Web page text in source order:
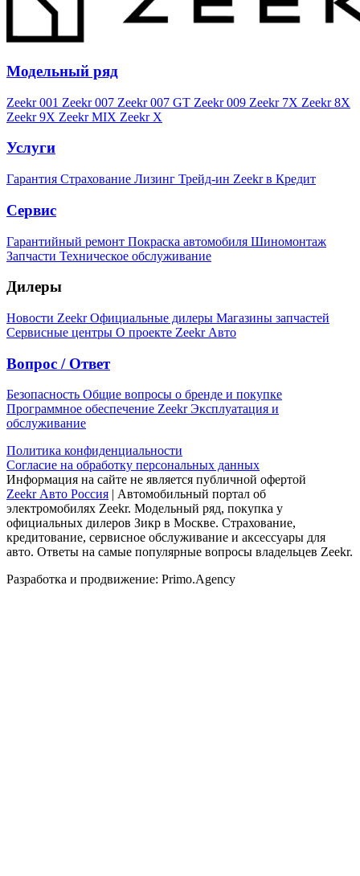
Модельный ряд
Zeekr 001 Zeekr 007 Zeekr 007 GT Zeekr 009 Zeekr 7X Zeekr 8X
Zeekr 9X Zeekr MIX Zeekr X
Услуги
Гарантия Страхование Лизинг Трейд-ин Zeekr в Кредит
Сервис
Гарантийный ремонт Покраска автомобиля Шиномонтаж
Запчасти Техническое обслуживание
Дилеры
Новости ZeekrОфициальные дилеры Магазины запчастей
Сервисные центры О проекте Zeekr Авто
Вопрос / Ответ
Безопасность Общие вопросы о бренде и покупке
Программное обеспечение ZeekrЭксплуатация и
обслуживание
Политика конфиденциальности
Согласие на обработку персональных данных
Информация на сайте не является публичной офертой
Zeekr Авто Россия | Автомобильный портал об
электромобилях Zeekr. Модельный ряд, покупка у
официальных дилеров Зикр в Москве. Страхование,
кредитование, сервисное обслуживание и аксессуары для
авто. Ответы на самые популярные вопросы владельцев Zeekr.
Разработка и продвижение: Primo.Agency